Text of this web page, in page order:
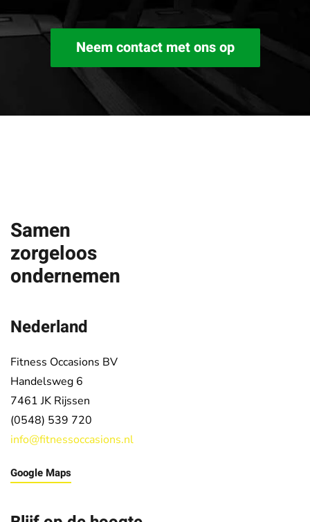
Neem contact met ons op
Samen
zorgeloos
ondernemen
Nederland
Fitness Occasions BV
Handelsweg 6
7461 JK Rijssen
(0548) 539 720
info@fitnessoccasions.nl
Google Maps